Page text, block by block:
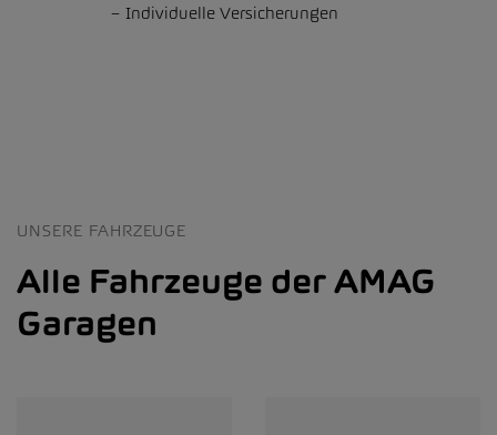
Individuelle Versicherungen
UNSERE FAHRZEUGE
Alle Fahrzeuge der AMAG
Garagen